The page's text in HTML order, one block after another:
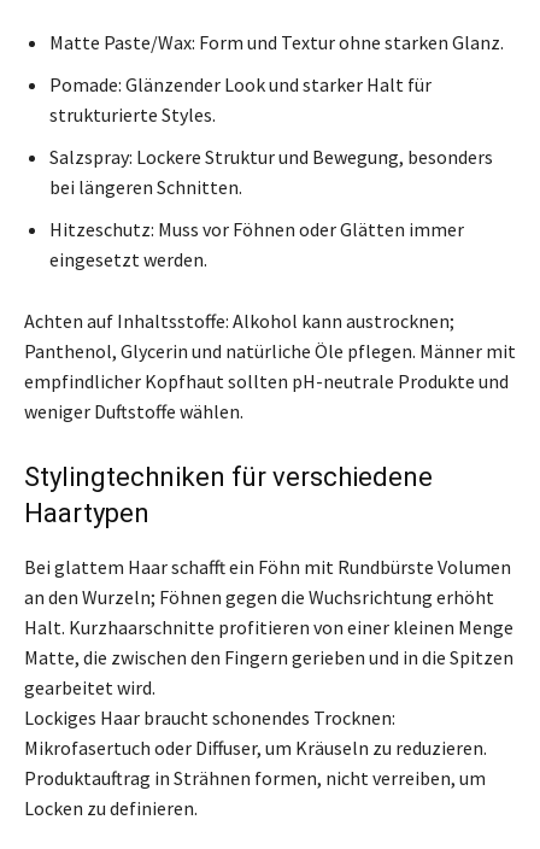
Matte Paste/Wax: Form und Textur ohne starken Glanz.
Pomade: Glänzender Look und starker Halt für
strukturierte Styles.
Salzspray: Lockere Struktur und Bewegung, besonders
bei längeren Schnitten.
Hitzeschutz: Muss vor Föhnen oder Glätten immer
eingesetzt werden.
Achten auf Inhaltsstoffe: Alkohol kann austrocknen;
Panthenol, Glycerin und natürliche Öle pflegen. Männer mit
empfindlicher Kopfhaut sollten pH-neutrale Produkte und
weniger Duftstoffe wählen.
Stylingtechniken für verschiedene
Haartypen
Bei glattem Haar schafft ein Föhn mit Rundbürste Volumen
an den Wurzeln; Föhnen gegen die Wuchsrichtung erhöht
Halt. Kurzhaarschnitte profitieren von einer kleinen Menge
Matte, die zwischen den Fingern gerieben und in die Spitzen
gearbeitet wird.
Lockiges Haar braucht schonendes Trocknen:
Mikrofasertuch oder Diffuser, um Kräuseln zu reduzieren.
Produktauftrag in Strähnen formen, nicht verreiben, um
Locken zu definieren.